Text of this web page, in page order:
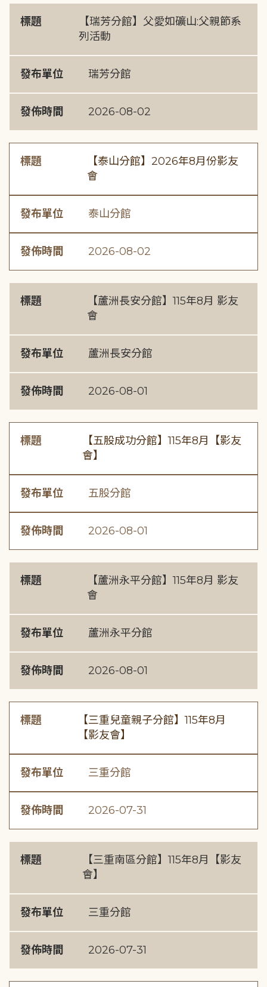
標題
【瑞芳分館】父愛如礦山:父親節系
列活動
發布單位 瑞芳分館
發佈時間 2026-08-02
標題
【泰山分館】2026年8月份影友
會
發布單位 泰山分館
發佈時間 2026-08-02
標題
【蘆洲長安分館】115年8月 影友
會
發布單位 蘆洲長安分館
發佈時間 2026-08-01
標題
【五股成功分館】115年8月【影友
會】
發布單位 五股分館
發佈時間 2026-08-01
標題
【蘆洲永平分館】115年8月 影友
會
發布單位 蘆洲永平分館
發佈時間 2026-08-01
標題
【三重兒童親子分館】115年8月
【影友會】
發布單位 三重分館
發佈時間 2026-07-31
標題
【三重南區分館】115年8月【影友
會】
發布單位 三重分館
發佈時間 2026-07-31